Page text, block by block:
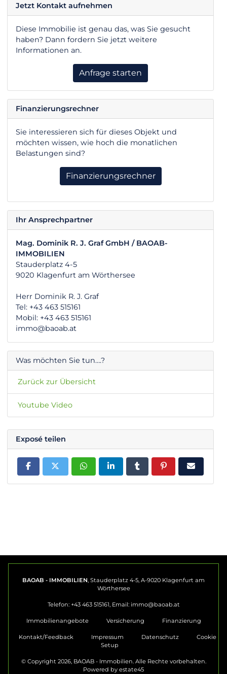
Jetzt Kontakt aufnehmen
Diese Immobilie ist genau das, was Sie gesucht
haben? Dann fordern Sie jetzt weitere
Informationen an.
Anfrage starten
Finanzierungsrechner
Sie interessieren sich für dieses Objekt und
möchten wissen, wie hoch die monatlichen
Belastungen sind?
Finanzierungsrechner
Ihr Ansprechpartner
Mag. Dominik R. J. Graf GmbH / BAOAB-
IMMOBILIEN
Stauderplatz 4-5
9020 Klagenfurt am Wörthersee
Herr Dominik R. J. Graf
Tel: +43 463 515161
Mobil: +43 463 515161
immo@baoab.at
Was möchten Sie tun….?
Zurück zur Übersicht
Youtube Video
Exposé teilen
BAOAB - IMMOBILIEN , Stauderplatz 4-5, A-9020 Klagenfurt am
Wörthersee
Telefon: +43 463 515161, Email: immo@baoab.at
Immobilienangebote Versicherung Finanzierung
Kontakt/Feedback Impressum Datenschutz
Cookie
Setup
© Copyright 2026, BAOAB - Immobilien. Alle Rechte vorbehalten.
Powered by estate45